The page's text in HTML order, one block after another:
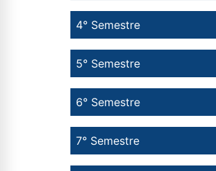
7° Semestre
6° Semestre
5° Semestre
4° Semestre